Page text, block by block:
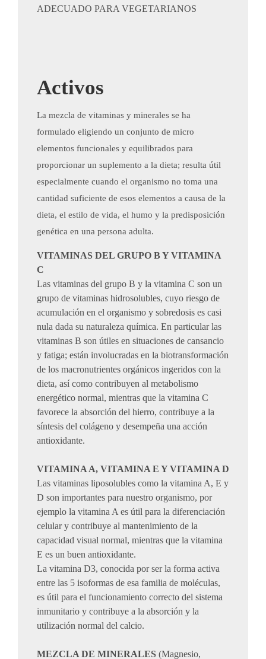
ADECUADO PARA VEGETARIANOS
Activos
​La mezcla de vitaminas y minerales se ha
formulado eligiendo un conjunto de micro
elementos funcionales y equilibrados para
proporcionar un suplemento a la dieta; resulta útil
especialmente cuando el organismo no toma una
cantidad suficiente de esos elementos a causa de la
dieta, el estilo de vida, el humo y la predisposición
genética en una persona adulta.
VITAMINAS DEL GRUPO B Y VITAMINA
C
Las vitaminas del grupo B y la vitamina C son un
grupo de vitaminas hidrosolubles, cuyo riesgo de
acumulación en el organismo y sobredosis es casi
nula dada su naturaleza química. En particular las
vitaminas B son útiles en situaciones de cansancio
y fatiga; están involucradas en la biotransformación
de los macronutrientes orgánicos ingeridos con la
dieta, así como contribuyen al metabolismo
energético normal, mientras que la vitamina C
favorece la absorción del hierro, contribuye a la
síntesis del colágeno y desempeña una acción
antioxidante.
VITAMINA A, VITAMINA E Y VITAMINA D
Las vitaminas liposolubles como la vitamina A, E y
D son importantes para nuestro organismo, por
ejemplo la vitamina A es útil para la diferenciación
celular y contribuye al mantenimiento de la
capacidad visual normal, mientras que la vitamina
E es un buen antioxidante.
La vitamina D3, conocida por ser la forma activa
entre las 5 isoformas de esa familia de moléculas,
es útil para el funcionamiento correcto del sistema
inmunitario y contribuye a la absorción y la
utilización normal del calcio.
MEZCLA DE MINERALES (Magnesio,